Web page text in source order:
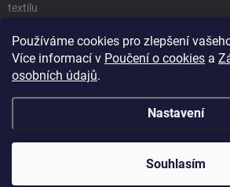
Používáme cookies pro zlepšení
Více informací v Poučení o cookies a
osobních údajů.
Nastavení
Souhlasím
textilu
Mamazone |
Copyright 2026Winkiki. Všechna práva
cookies